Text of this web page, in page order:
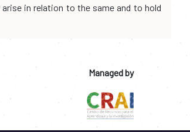
in relation to the same and to hold
Managed by